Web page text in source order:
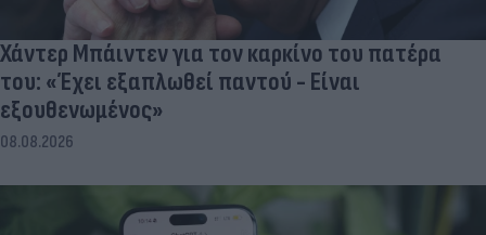
Χάντερ Μπάιντεν για τον καρκίνο του πατέρα
του: «Έχει εξαπλωθεί παντού - Είναι
εξουθενωμένος»
08.08.2026